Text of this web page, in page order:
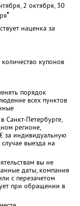
2 октября, 30
•
наценка за
купонов
порядок
всех пунктов
Санкт-Петербурге,
регионе,
за индивидуальную
выезда на
вы не
даты, компания
с перезачетом
при обращении в